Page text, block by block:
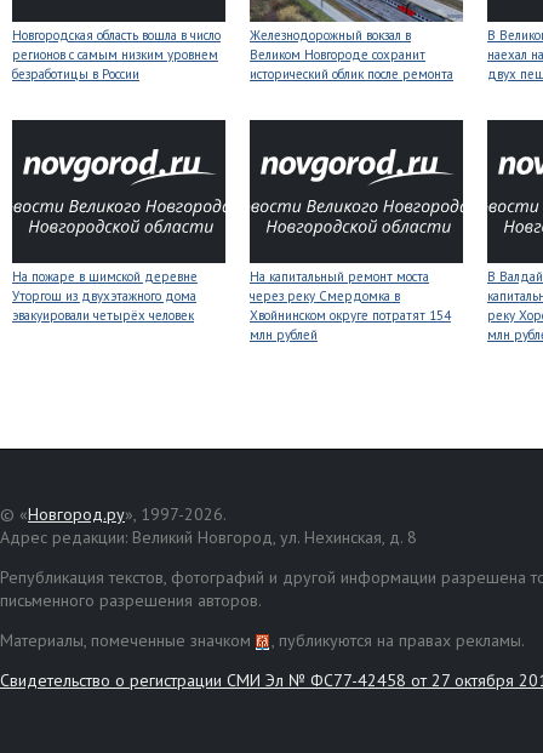
Новгородская область вошла в число
регионов с самым низким уровнем
безработицы в России
Железнодорожный вокзал в
Великом Новгороде сохранит
исторический облик после ремонта
В
наехал
двух
На пожаре в шимской деревне
Уторгош из двухэтажного дома
эвакуировали четырёх человек
На капитальный ремонт моста
через реку Смердомка в
Хвойнинском округе потратят 154
млн рублей
В
реку
млн
© «Новгород.ру», 1997-2026.
Адрес редакции: Великий Новгород, ул. Нехинская, д. 8
Републикация текстов, фотографий и другой информации разрешена
письменного разрешения авторов.
Материалы, помеченные значком
, публикуются на правах рекламы.
Свидетельство о регистрации СМИ Эл № ФС77-42458 от 27 октября